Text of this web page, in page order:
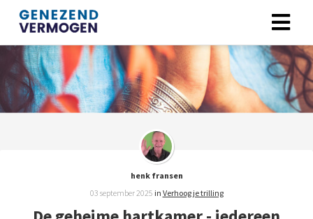
henk fransen
03 september 2025 in Verhoog je trilling